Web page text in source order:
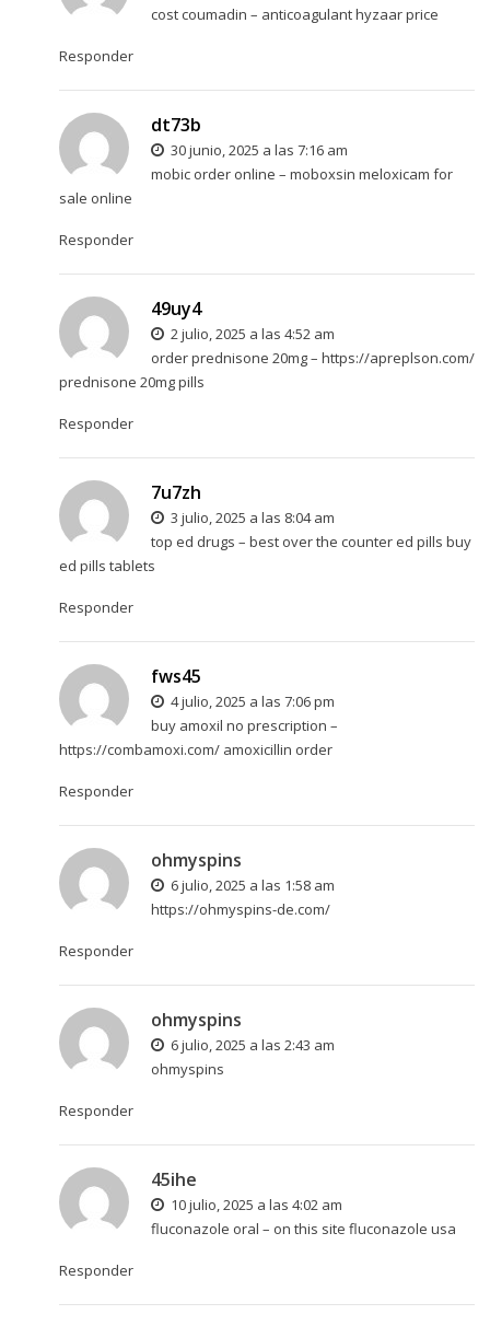
cost coumadin – anticoagulanthyzaar price
Responder
dt73b
30 junio, 2025 a las 7:16 am
mobic order online – moboxsin meloxicam for
sale online
Responder
49uy4
2 julio, 2025 a las 4:52 am
order prednisone 20mg – https://apreplson.com/
prednisone 20mg pills
Responder
7u7zh
3 julio, 2025 a las 8:04 am
top ed drugs – best over the counter ed pills buy
ed pills tablets
Responder
fws45
4 julio, 2025 a las 7:06 pm
buy amoxil no prescription –
https://combamoxi.com/amoxicillin order
Responder
ohmyspins
6 julio, 2025 a las 1:58 am
https://ohmyspins-de.com/
Responder
ohmyspins
6 julio, 2025 a las 2:43 am
ohmyspins
Responder
45ihe
10 julio, 2025 a las 4:02 am
fluconazole oral – on this site fluconazole usa
Responder